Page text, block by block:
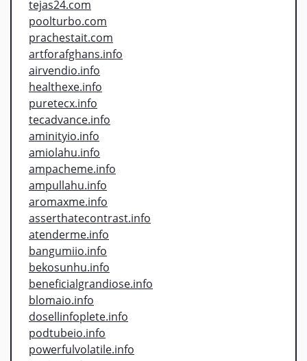
tejas24.com
poolturbo.com
prachestait.com
artforafghans.info
airvendio.info
healthexe.info
puretecx.info
tecadvance.info
aminityio.info
amiolahu.info
ampacheme.info
ampullahu.info
aromaxme.info
asserthatecontrast.info
atenderme.info
bangumiio.info
bekosunhu.info
beneficialgrandiose.info
blomaio.info
dosellinfoplete.info
podtubeio.info
powerfulvolatile.info